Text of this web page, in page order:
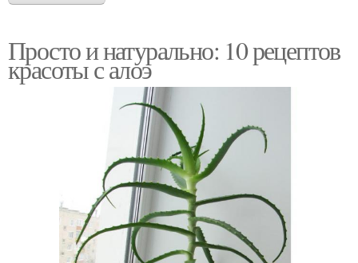
Просто и натурально: 10 рецептов
красоты с алоэ